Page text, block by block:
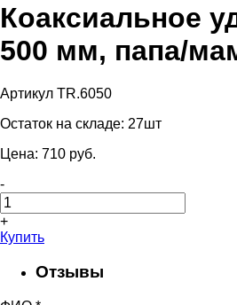
Коаксиальное
500 мм, папа/
Артикул TR.6050
Остаток на складе: 27шт
Цена: 710 pуб.
-
+
Купить
Отзывы